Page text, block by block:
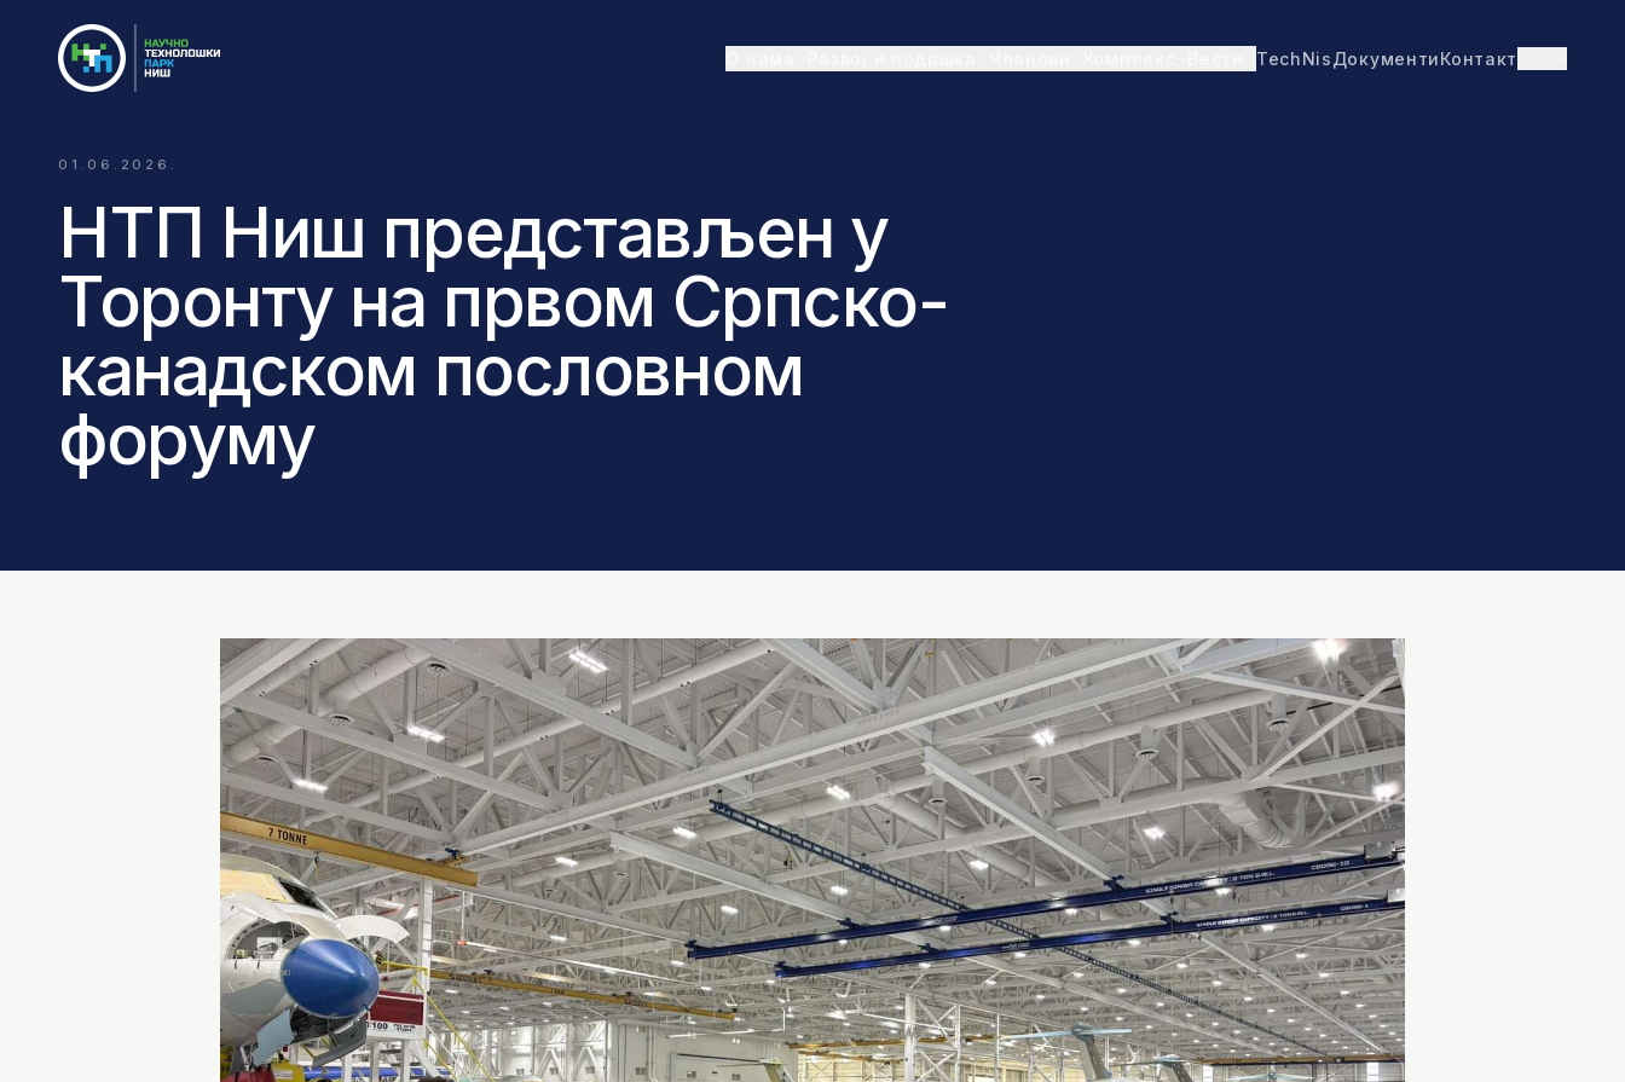
TechNisДокументиКонтакт
01.06.2026.
НТП Ниш представљен у
Торонту на првом Српско-
канадском пословном
форуму